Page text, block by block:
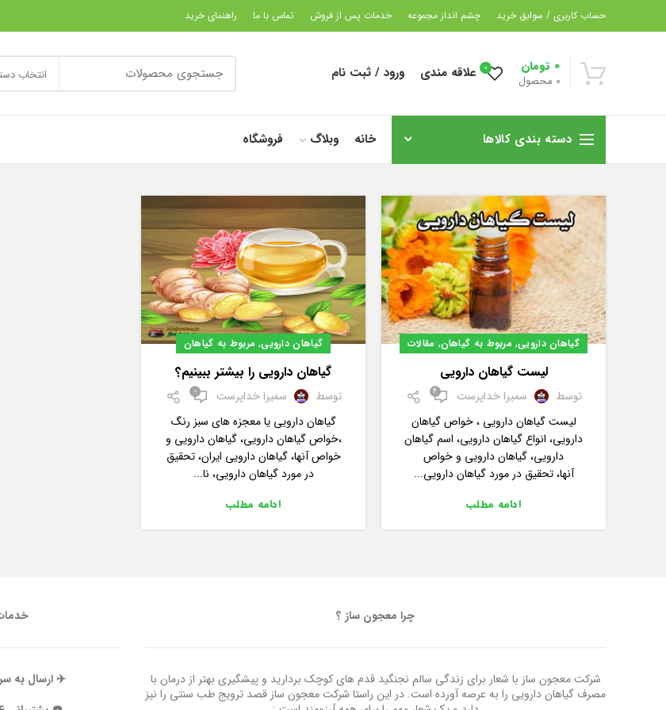
حساب کاربری / سوابق خرید چشم انداز مجموعه خدمات پس از فروش تماس با ما راهنمای خرید
0 محصول
0 تومان 0 علاقه مندی ورود / ثبت نام انتخاب
دسته بندی کالاها خانه وبلاگ فروشگاه
گیاهان دارویی, مربوط به گیاهان, مقالات
لیست گیاهان دارویی
توسط سمیرا خداپرست 4
لیست گیاهان دارویی ، خواص گیاهان
دارویی، انواع گیاهان دارویی، اسم گیاهان
دارویی، گیاهان دارویی و خواص
آنها، تحقیق در مورد گیاهان دارویی...
ادامه مطلب
گیاهان دارویی, مربوط به گیاهان
گیاهان دارویی را بیشتر ببینیم؟
توسط سمیرا خداپرست 0
گیاهان دارویی یا معجزه های سبز رنگ
،خواص گیاهان دارویی، گیاهان دارویی و
خواص آنها، گیاهان دارویی ایران، تحقیق
در مورد گیاهان دارویی، نا...
ادامه مطلب
چرا معجون ساز ؟
شرکت معجون ساز با شعار برای زندگی سالم نجنگید قدم های کوچک بردارید و پیشگیری بهتر از درمان با
مصرف گیاهان دارویی را به عرصه آورده است. در این راستا شرکت معجون ساز قصد ترویج طب سنتی را نیز
✈️ ارسال به